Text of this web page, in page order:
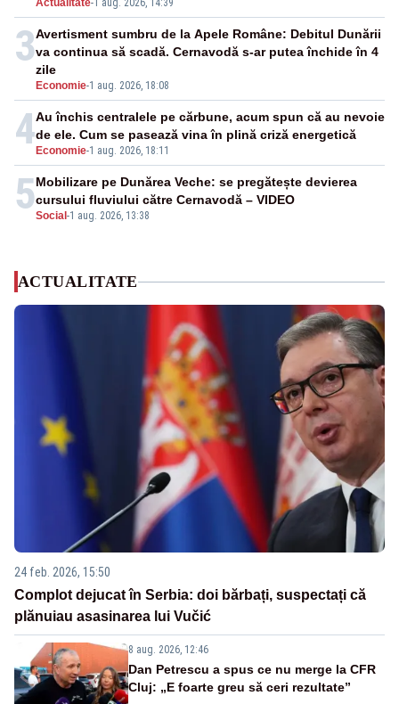
Actualitate- 1 aug. 2026, 14:39
3
Economie-1 aug. 2026, 18:08
Avertisment sumbru de la Apele Române: Debitul Dunării
va continua să scadă. Cernavodă s-ar putea închide în 4
zile
4 Economie-1 aug. 2026, 18:11
Au închis centralele pe cărbune, acum spun că au nevoie
de ele. Cum se pasează vina în plină criză energetică
5Social -1 aug. 2026, 13:38
Mobilizare pe Dunărea Veche: se pregătește devierea
cursului fluviului către Cernavodă – VIDEO
ACTUALITATE
24 feb. 2026, 15:50
Complot dejucat în Serbia: doi bărbați, suspectați că
plănuiau asasinarea lui Vučić
8 aug. 2026, 12:46
Dan Petrescu a spus ce nu merge la CFR
Cluj: „E foarte greu să ceri rezultate”